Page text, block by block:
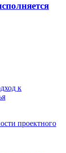
к
проектного